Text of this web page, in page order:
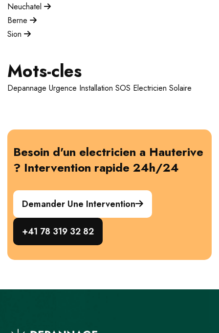
Neuchatel
Berne
Sion
Mots-cles
Depannage Urgence Installation SOS Electricien Solaire
Besoin d'un electricien a Hauterive
? Intervention rapide 24h/24
Demander Une Intervention
+41 78 319 32 82